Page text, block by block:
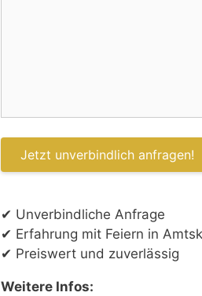
✔ Unverbindliche Anfrage
✔ Erfahrung mit Feiern in
✔ Preiswert und zuverlässig
Weitere Infos: